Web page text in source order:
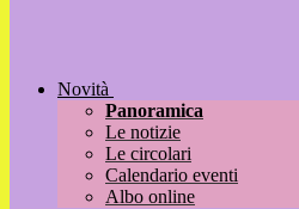
Novità
Panoramica
Le notizie
Le circolari
Calendario eventi
Albo online